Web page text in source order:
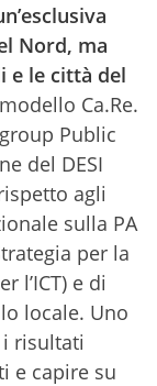
Nord, ma
e le città del
Ca.Re.
Public
del DESI
agli
sulla PA
per la
l’ICT) e di
locale. Uno
risultati
e capire su